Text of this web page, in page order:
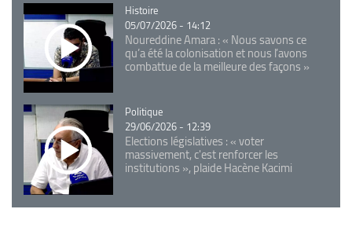
Catégorie
Histoire
05/07/2026 - 14:12
Noureddine Amara : « Nous savons ce
qu’a été la colonisation et nous l’avons
combattue de la meilleure des façons »
Catégorie
Politique
29/06/2026 - 12:39
Elections législatives : « voter
massivement, c'est renforcer les
institutions », plaide Hacène Kacimi